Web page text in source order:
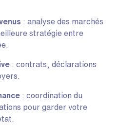
: analyse des marchés
stratégie entre
: contrats, déclarations
: coordination du
pour garder votre